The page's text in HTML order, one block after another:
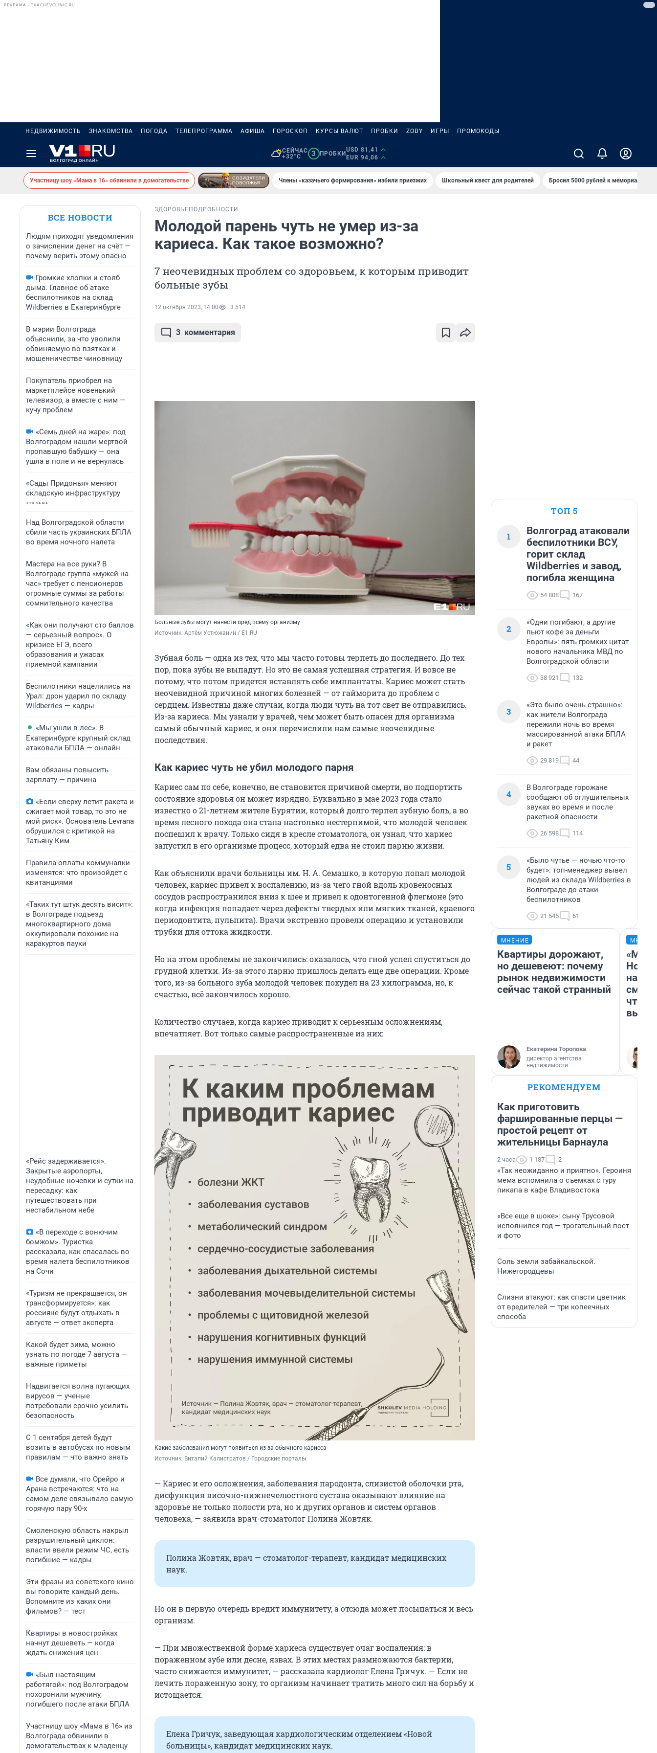
РЕКЛАМА • TKACHEVCLINIC.RU
НЕДВИЖИМОСТЬ ЗНАКОМСТВА ПОГОДА ТЕЛЕПРОГРАММА АФИША ГОРОСКОП КУРСЫ ВАЛЮТ ПРОБКИ ZODY ИГРЫ ПРОМОКОДЫ
СЕЙЧАС
+32°C
3 ПРОБКИ
USD 81,41
EUR 94,06
Участницу шоу «Мама в 16» обвинили в домогательстве Члены «казачьего формирования» избили приезжих Школьный квест для родителей Бросил 5000 рублей к мемориалу
ВСЕ НОВОСТИ
Людям приходят уведомления
о зачислении денег на счёт —
почему верить этому опасно
Громкие хлопки и столб
дыма. Главное об атаке
беспилотников на склад
Wildberries в Екатеринбурге
В мэрии Волгограда
объяснили, за что уволили
обвиняемую во взятках и
мошенничестве чиновницу
Покупатель приобрел на
маркетплейсе новенький
телевизор, а вместе с ним —
кучу проблем
«Семь дней на жаре»: под
Волгоградом нашли мертвой
пропавшую бабушку — она
ушла в поле и не вернулась
«Сады Придонья» меняют
складскую инфраструктуру
Над Волгоградской области
сбили часть украинских БПЛА
во время ночного налета
Мастера на все руки? В
Волгограде группа «мужей на
час» требует с пенсионеров
огромные суммы за работы
сомнительного качества
«Как они получают сто баллов
— серьезный вопрос». О
кризисе ЕГЭ, всего
образования и ужасах
приемной кампании
Беспилотники нацелились на
Урал: дрон ударил по складу
Wildberries — кадры
«Мы ушли в лес». В
Екатеринбурге крупный склад
атаковали БПЛА — онлайн
Вам обязаны повысить
зарплату — причина
«Если сверху летит ракета и
сжигает мой товар, то это не
мой риск». Основатель Levrana
обрушился с критикой на
Татьяну Ким
Правила оплаты коммуналки
изменятся: что произойдет с
квитанциями
«Таких тут штук десять висит»:
в Волгограде подъезд
многоквартирного дома
оккупировали похожие на
каракуртов пауки
«Рейс задерживается».
Закрытые аэропорты,
неудобные ночевки и сутки на
пересадку: как
путешествовать при
нестабильном небе
«В переходе с вонючим
бомжом». Туристка
рассказала, как спасалась во
время налета беспилотников
на Сочи
«Туризм не прекращается, он
трансформируется»: как
россияне будут отдыхать в
августе — ответ эксперта
Какой будет зима, можно
узнать по погоде 7 августа —
важные приметы
Надвигается волна пугающих
вирусов — ученые
потребовали срочно усилить
безопасность
С 1 сентября детей будут
возить в автобусах по новым
правилам — что важно знать
Все думали, что Орейро и
Арана встречаются: что на
самом деле связывало самую
горячую пару 90-х
Смоленскую область накрыл
разрушительный циклон:
власти ввели режим ЧС, есть
погибшие — кадры
Эти фразы из советского кино
вы говорите каждый день.
Вспомните из каких они
фильмов? — тест
Квартиры в новостройках
начнут дешеветь — когда
ждать снижения цен
«Был настоящим
работягой»: под Волгоградом
похоронили мужчину,
погибшего после атаки БПЛА
Участницу шоу «Мама в 16» из
Волгограда обвинили в
домогательствах к младенцу
ЗДОРОВЬЕ ПОДРОБНОСТИ
Молодой парень чуть не умер из-за
кариеса. Как такое возможно?
7 неочевидных проблем со здоровьем, к которым приводит
больные зубы
12 октября 2023, 14:00 3 514
3 комментария
Больные зубы могут нанести вред всему организму
Источник: Артём Устюжанин / E1.RU
Зубная боль — одна из тех, что мы часто готовы терпеть до последнего. До тех
пор, пока зубы не выпадут. Но это не самая успешная стратегия. И вовсе не
потому, что потом придется вставлять себе имплантаты. Кариес может стать
неочевидной причиной многих болезней — от гайморита до проблем с
сердцем. Известны даже случаи, когда люди чуть на тот свет не отправились.
Из-за кариеса. Мы узнали у врачей, чем может быть опасен для организма
самый обычный кариес, и они перечислили нам самые неочевидные
последствия.
Как кариес чуть не убил молодого парня
Кариес сам по себе, конечно, не становится причиной смерти, но подпортить
состояние здоровья он может изрядно. Буквально в мае 2023 года стало
известно о 21-летнем жителе Бурятии, который долго терпел зубную боль, а во
время лесного похода она стала настолько нестерпимой, что молодой человек
поспешил к врачу. Только сидя в кресле стоматолога, он узнал, что кариес
запустил в его организме процесс, который едва не стоил парню жизни.
Как объяснили врачи больницы им. Н. А. Семашко, в которую попал молодой
человек, кариес привел к воспалению, из-за чего гной вдоль кровеносных
сосудов распространился вниз к шее и привел к одонтогенной флегмоне (это
когда инфекция попадает через дефекты твердых или мягких тканей, краевого
периодонтита, пульпита). Врачи экстренно провели операцию и установили
трубки для оттока жидкости.
Но на этом проблемы не закончились: оказалось, что гной успел спуститься до
грудной клетки. Из-за этого парню пришлось делать еще две операции. Кроме
того, из-за больного зуба молодой человек похудел на 23 килограмма, но, к
счастью, всё закончилось хорошо.
Количество случаев, когда кариес приводит к серьезным осложнениям,
впечатляет. Вот только самые распространенные из них:
Какие заболевания могут появиться из-за обычного кариеса
Источник: Виталий Калистратов / Городские порталы
— Кариес и его осложнения, заболевания пародонта, слизистой оболочки рта,
дисфункция височно-нижнечелюстного сустава оказывают влияние на
здоровье не только полости рта, но и других органов и систем органов
человека, — заявила врач-стоматолог Полина Жовтяк.
Полина Жовтяк, врач — стоматолог-терапевт, кандидат медицинских
наук.
Но он в первую очередь вредит иммунитету, а отсюда может посыпаться и весь
организм.
— При множественной форме кариеса существует очаг воспаления: в
пораженном зубе или десне, язвах. В этих местах размножаются бактерии,
часто снижается иммунитет, — рассказала кардиолог Елена Гричук. — Если не
лечить пораженную зону, то организм начинает тратить много сил на борьбу и
истощается.
Елена Гричук, заведующая кардиологическим отделением «Новой
больницы», кандидат медицинских наук.
ТОП 5
1
Волгоград атаковали
беспилотники ВСУ,
горит склад
Wildberries и завод,
погибла женщина
54 808 167
2
«Одни погибают, а другие
пьют кофе за деньги
Европы»: пять громких цитат
нового начальника МВД по
Волгоградской области
38 921 132
3
«Это было очень страшно»:
как жители Волгограда
пережили ночь во время
массированной атаки БПЛА
и ракет
29 819 44
4
В Волгограде горожане
сообщают об оглушительных
звуках во время и после
ракетной опасности
26 598 114
5
«Было чутье — ночью что-то
будет»: топ-менеджер вывел
людей из склада Wildberries в
Волгограде до атаки
беспилотников
21 545 61
МНЕНИЕ
Квартиры дорожают,
но дешевеют: почему
рынок недвижимости
сейчас такой странный
Екатерина Торопова
директор агентства
недвижимости
«Мы
РЕКОМЕНДУЕМ
Как приготовить
фаршированные перцы —
простой рецепт от
жительницы Барнаула
2 часа 1 187 2
«Так неожиданно и приятно». Героиня
мема вспомнила о съемках с гуру
пикапа в кафе Владивостока
«Все еще в шоке»: сыну Трусовой
исполнился год — трогательный пост
и фото
Соль земли забайкальской.
Нижегородцевы
Слизни атакуют: как спасти цветник
от вредителей — три копеечных
способа